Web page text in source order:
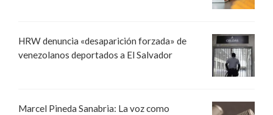
HRW denuncia «desaparición forzada» de
venezolanos deportados a El Salvador
Marcel Pineda Sanabria: La voz como